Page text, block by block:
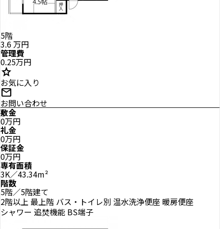
5階
3.6万円
管理費
0.25万円
star
お気に入り
mail
お問い合わせ
敷金
0万円
礼金
0万円
保証金
0万円
専有面積
3K／43.34m²
階数
5階／5階建て
2階以上 最上階 バス・トイレ別 温水洗浄便座 暖房便座
シャワー 追焚機能 BS端子